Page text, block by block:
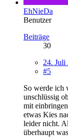
EhNieDa
Benutzer
Beiträge
30
24. Juli
#5
So werde ich
unschlüssig
mit
etwas Kies
leider nicht.
überhaupt